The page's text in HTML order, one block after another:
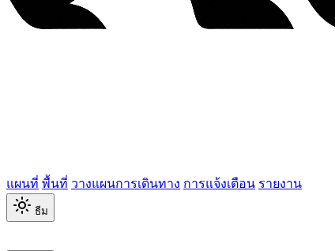
แผนที่ พื้นที่ วางแผนการเดินทาง การแจ้งเตือน รายงาน
ธีม